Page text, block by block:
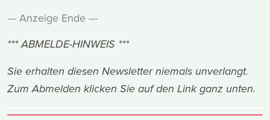
--- Anzeige Ende ---
*** ABMELDE-HINWEIS ***
Sie erhalten diesen Newsletter niemals unverlangt.
Zum Abmelden klicken Sie auf den Link ganz unten.